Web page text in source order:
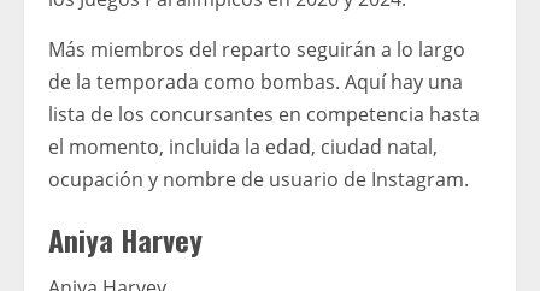
Más miembros del reparto seguirán a lo largo
de la temporada como bombas. Aquí hay una
lista de los concursantes en competencia hasta
el momento, incluida la edad, ciudad natal,
ocupación y nombre de usuario de Instagram.
Aniya Harvey